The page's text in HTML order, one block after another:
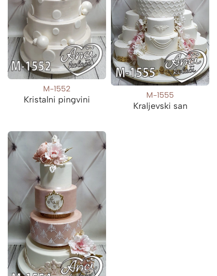
M-1552
Kristalni pingvini M-1555
Kraljevski san